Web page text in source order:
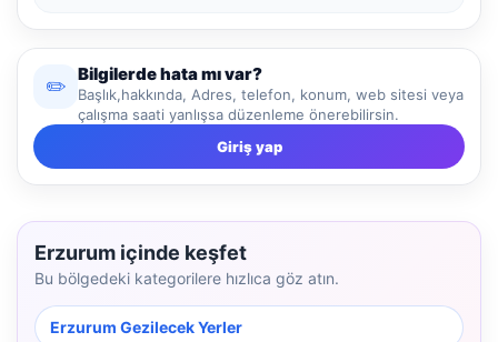
✏️
Bilgilerde hata mı var?
Başlık,hakkında, Adres, telefon, konum, web sitesi veya
çalışma saati yanlışsa düzenleme önerebilirsin.
Giriş yap
Erzurum içinde keşfet
Bu bölgedeki kategorilere hızlıca göz atın.
Erzurum Gezilecek Yerler